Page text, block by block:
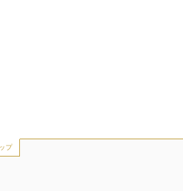
プ